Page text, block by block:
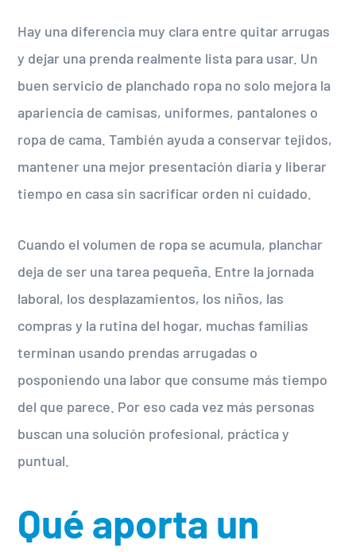
Hay una diferencia muy clara entre quitar arrugas
y dejar una prenda realmente lista para usar. Un
buen servicio de planchado ropa no solo mejora la
apariencia de camisas, uniformes, pantalones o
ropa de cama. También ayuda a conservar tejidos,
mantener una mejor presentación diaria y liberar
tiempo en casa sin sacrificar orden ni cuidado.
Cuando el volumen de ropa se acumula, planchar
deja de ser una tarea pequeña. Entre la jornada
laboral, los desplazamientos, los niños, las
compras y la rutina del hogar, muchas familias
terminan usando prendas arrugadas o
posponiendo una labor que consume más tiempo
del que parece. Por eso cada vez más personas
buscan una solución profesional, práctica y
puntual.
Qué aporta un